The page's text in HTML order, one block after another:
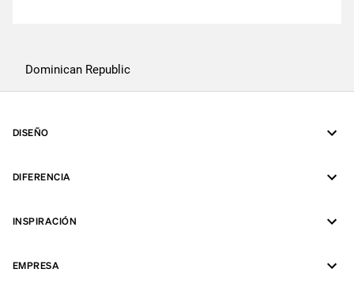
Dominican Republic
DISEÑO
DIFERENCIA
INSPIRACIÓN
EMPRESA